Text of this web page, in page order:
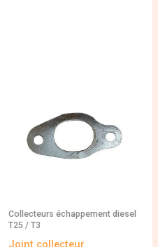
Collecteurs échappement diesel
T25 / T3
Joint collecteur